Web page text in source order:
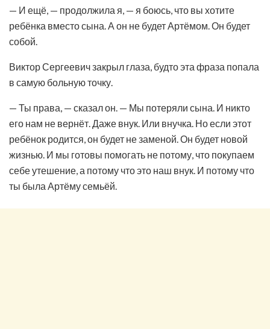
— И ещё, — продолжила я, — я боюсь, что вы хотите
ребёнка вместо сына. А он не будет Артёмом. Он будет
собой.
Виктор Сергеевич закрыл глаза, будто эта фраза попала
в самую больную точку.
— Ты права, — сказал он. — Мы потеряли сына. И никто
его нам не вернёт. Даже внук. Или внучка. Но если этот
ребёнок родится, он будет не заменой. Он будет новой
жизнью. И мы готовы помогать не потому, что покупаем
себе утешение, а потому что это наш внук. И потому что
ты была Артёму семьёй.